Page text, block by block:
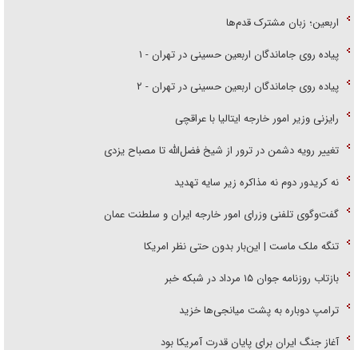
اربعین؛ زبان مشترک قدم‌ها
پیاده روی جاماندگان اربعین حسینی در تهران - ۱
پیاده روی جاماندگان اربعین حسینی در تهران - ۲
رایزنی وزیر امور خارجه ایتالیا با عراقچی
تغییر رویه دشمن در ترور از شیخ فضل‌الله تا مصباح یزدی
نه کریدور دوم نه مذاکره زیر سایه تهدید
گفت‌وگوی تلفنی وزرای امور خارجه ایران و سلطنت عمان
تنگه ملک ماست | این‌بار بدون حتی نظر امریکا
بازتاب روزنامه جوان ۱۵ مرداد در شبکه خبر
ترامپ دوباره به پشت میانجی‌ها خزید
آغاز جنگ ایران برای پایان قدرت آمریکا بود